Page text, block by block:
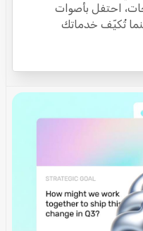
احتفل بأصوات
تُكيّف خدماتك